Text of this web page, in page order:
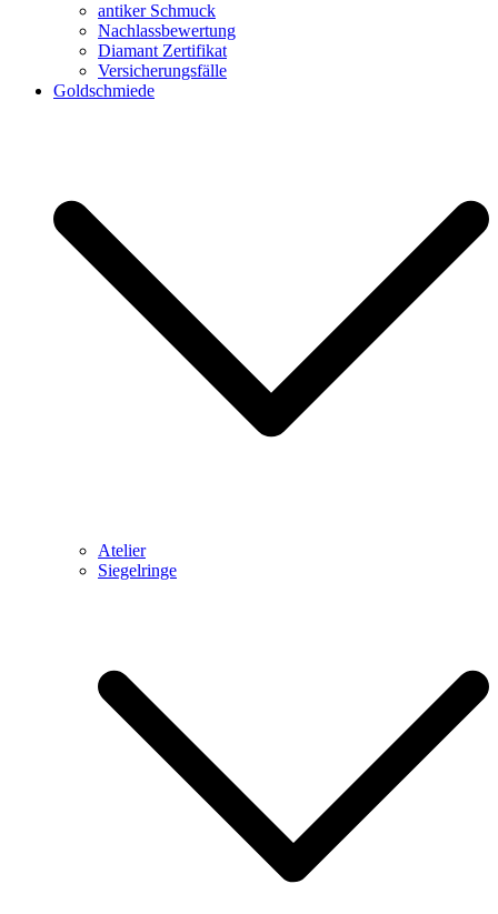
antiker Schmuck
Nachlassbewertung
Diamant Zertifikat
Versicherungsfälle
Goldschmiede
Atelier
Siegelringe